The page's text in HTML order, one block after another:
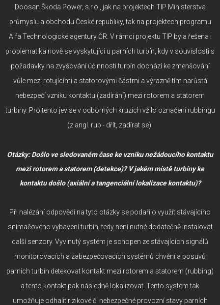
Doosan Škoda Power, s.r.o., jak na projektech TIP Ministerstva
průmyslu a obchodu České republiky, tak na projektech programu
Alfa Technologické agentury ČR. V rámci projektu TIP byla řešena i
problematika nově se vyskytující u parních turbín, kdy v souvislosti s
požadavky na zvyšování účinnosti turbín dochází ke zmenšování
vůle mezi rotujícími a statorovými částmi a výrazně tím narůstá
nebezpečí vzniku kontaktu (zadírání) mezi rotorem a statorem
turbíny. Pro tento jev se v odborných kruzích vžilo označení rubbingu
(z angl. rub - dřít, zadírat se).
Otázky: Došlo ve sledovaném čase ke vzniku nežádoucího kontaktu
mezi rotorem a statorem (detekce)? V jakém místě turbíny ke
kontaktu došlo (axiální a tangenciální lokalizace kontaktu)?
Při nalézání odpovědí na tyto otázky se podařilo využít stávajícího
snímačového vybavení turbín, tedy není nutné dodatečně instalovat
další senzory. Vyvinutý systém je schopen ze stávajících signálů
monitorovacích a zabezpečovacích systémů chvění a posuvů
parních turbín detekovat kontakt mezi rotorem a statorem (rubbing)
a tento kontakt pak následně lokalizovat. Tento systém tak
umožňuje odhalit rizikové či nebezpečné provozní stavy parních